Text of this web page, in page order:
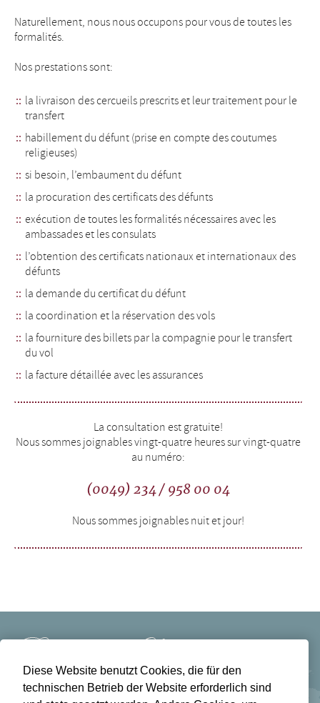
Diese Website benutzt Cookies, die für den
technischen Betrieb der Website erforderlich sind
Naturellement, nous nous occupons pour vous de toutes les
formalités.
Nos prestations sont:
la livraison des cercueils prescrits et leur traitement pour le
transfert
habillement du défunt (prise en compte des coutumes
religieuses)
si besoin, l’embaument du défunt
la procuration des certificats des défunts
exécution de toutes les formalités nécessaires avec les
ambassades et les consulats
l’obtention des certificats nationaux et internationaux des
défunts
la demande du certificat du défunt
la coordination et la réservation des vols
la fourniture des billets par la compagnie pour le transfert
du vol
la facture détaillée avec les assurances
La consultation est gratuite!
Nous sommes joignables vingt-quatre heures sur vingt-quatre
au numéro:
(0049) 234 / 958 00 04
Nous sommes joignables nuit et jour!
Bestattungen Lichtblick